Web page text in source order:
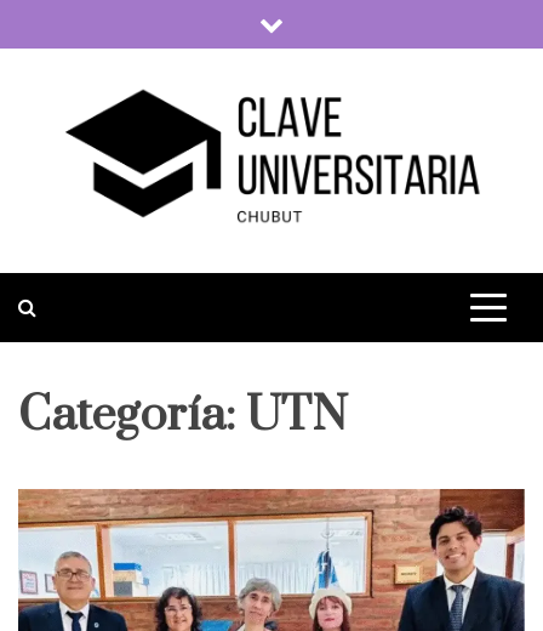
to
Clave Universitaria
Categoría: UTN